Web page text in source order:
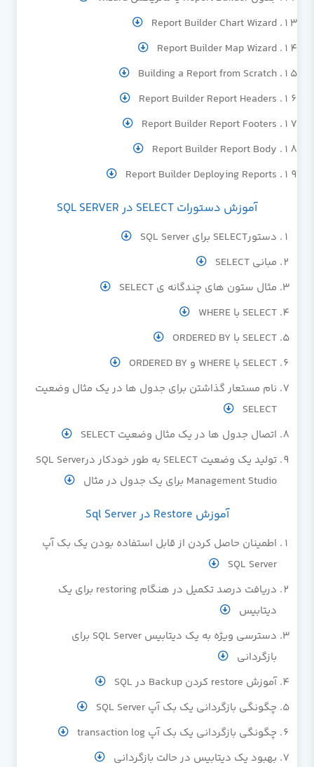
Report Builder Chart Wizard
Report Builder Map Wizard
Building a Report from Scratch
Report Builder Report Headers
Report Builder Report Footers
Report Builder Report Body
Report Builder Deploying Reports
آموزش دستورات SELECT در SQL SERVER
دستورSELECT برای SQL Server
مبانی SELECT
مثال ستون های چندگانه ی SELECT
SELECT با WHERE
SELECT با ORDERED BY
SELECT با WHERE و ORDERED BY
نام مستعار گذاشتن برای جدول ها در یک مثال وضعیت
SELECT
اتصال جدول ها در یک مثال وضعیت SELECT
تولید یک وضعیت SELECT به طور خودکار درSQL Server
Management Studio برای یک جدول در مثال
آموزش Restore در Sql Server
اطمینان حاصل کردن از قابل استفاده بودن یک بک آپ
SQL Server
دریافت درصد تکمیل در هنگام restoring برای یک
دیتابیس
دسترسی ویژه به یک دیتابیس SQL Server برای
بازگردانی
آموزش restore کردن Backup در SQL
چگونگی بازگردانی یک بک آپ SQL Server
چگونگی بازگردانی یک بک آپ transaction log
بهبود یک دیتابیس در حالت بازگردانی